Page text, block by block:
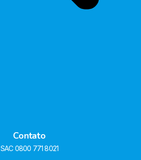
Contato
SAC 0800 771 8021